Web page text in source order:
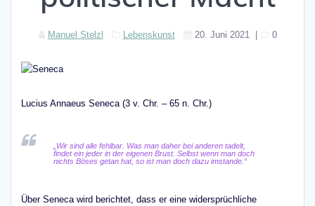
Manuel Stelzl Lebenskunst 20. Juni 2021| 0
Lucius Annaeus Seneca (3 v. Chr. – 65 n. Chr.)
„Wir sind alle fehlbar. Was man daher bei anderen tadelt,
findet ein jeder in der eigenen Brust. Selbst wenn man doch
nichts Böses getan hat, so ist man doch dazu imstande.“
Über Seneca wird berichtet, dass er eine widersprüchliche